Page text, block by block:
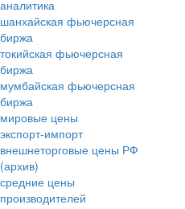
аналитика
шанхайская фьючерсная
биржа
токийская фьючерсная
биржа
мумбайская фьючерсная
биржа
мировые цены
экспорт-импорт
внешнеторговые цены РФ
(архив)
средние цены
производителей